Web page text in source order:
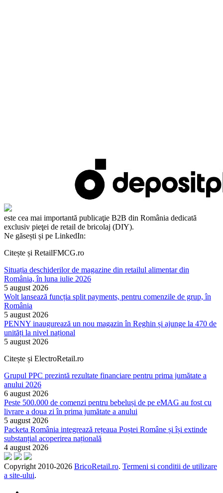
este cea mai importantă publicaţie B2B din România dedicată
exclusiv pieţei de retail de bricolaj (DIY).
Ne găsești și pe LinkedIn:
Citește și RetailFMCG.ro
Situația deschiderilor de magazine din retailul alimentar din
România, în luna iulie 2026
5 august 2026
Wolt lansează funcția split payments, pentru comenzile de grup, în
România
5 august 2026
PENNY inaugurează un nou magazin în Reghin și ajunge la 470 de
unități la nivel național
5 august 2026
Citește și ElectroRetail.ro
Grupul PPC prezintă rezultate financiare pentru prima jumătate a
anului 2026
6 august 2026
Peste 500.000 de comenzi pentru bebeluși de pe eMAG au fost cu
livrare a doua zi în prima jumătate a anului
5 august 2026
Packeta România integrează rețeaua Poștei Române și își extinde
substanțial acoperirea națională
4 august 2026
Copyright 2010-2026 BricoRetail.ro. Termeni si conditii de utilizare
a site-ului.